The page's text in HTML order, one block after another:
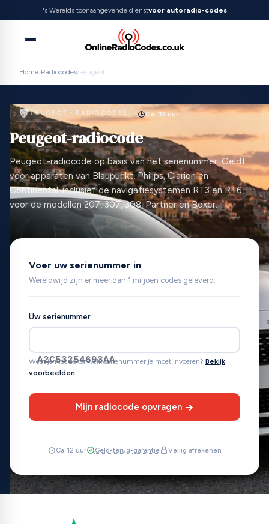
's Werelds toonaangevende dienstvoor autoradio-codes
Home›Radiocodes›Peugeot
PEUGEOT · RADIOCODES Ca. 12 uur
Peugeot-radiocode
Peugeot-radiocode op basis van het serienummer. Geldt
voor apparaten van Blaupunkt, Philips, Clarion en
Continental, inclusief de navigatiesystemen RT3 en RT6,
voor de modellen 207, 307, 308, Partner en Boxer.
Voer uw serienummer in
Wereldwijd zijn er meer dan 1 miljoen codes geleverd.
Uw serienummer
A2C53254693AA
Weet je niet zeker welk serienummer je moet invoeren? Bekijk
voorbeelden
Mijn radiocode opvragen
Ca. 12 uur Geld-terug-garantie Veilig afrekenen